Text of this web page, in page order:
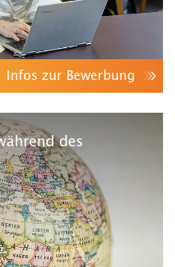
Infos zur Bewerbung
des